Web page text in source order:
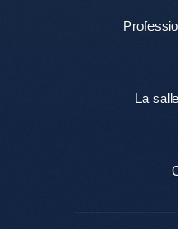
La